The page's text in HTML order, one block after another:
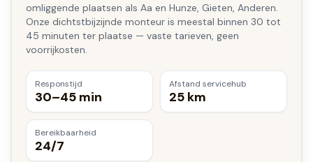
omliggende plaatsen als Aa en Hunze, Gieten, Anderen.
Onze dichtstbijzijnde monteur is meestal binnen 30 tot
45 minuten ter plaatse — vaste tarieven, geen
voorrijkosten.
Responstijd
30–45 min
Afstand servicehub
25 km
Bereikbaarheid
24/7